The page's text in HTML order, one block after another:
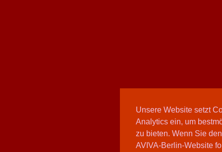
Unsere Website setzt
Analytics ein, um
zu bieten. Wenn Sie
AVIVA-Berlin-Website